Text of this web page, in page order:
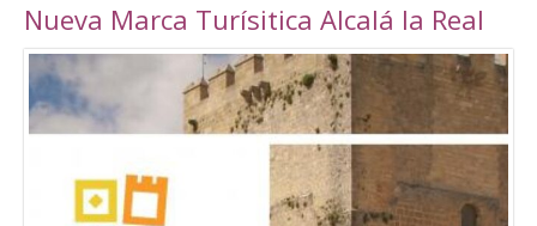
Nueva Marca Turísitica Alcalá la Real